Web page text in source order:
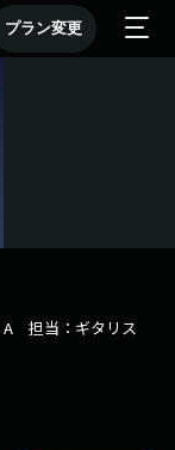
プラン変更
担当：ギタリス